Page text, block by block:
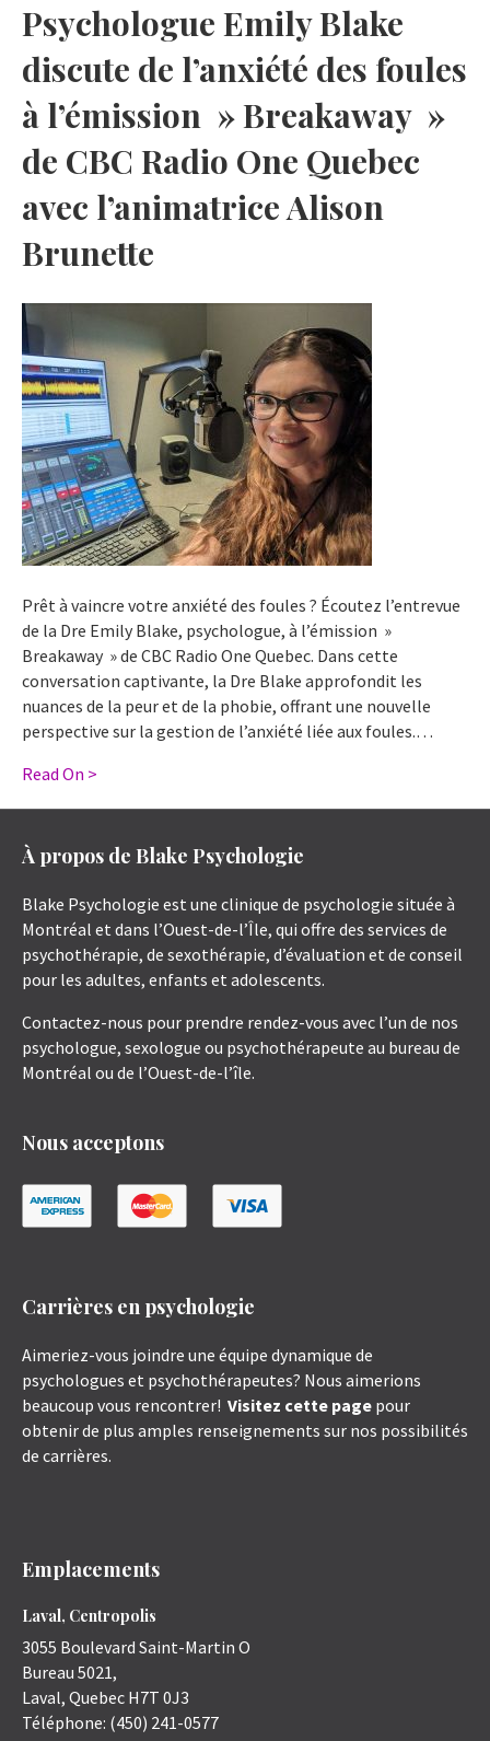
Psychologue Emily Blake
discute de l’anxiété des foules
à l’émission » Breakaway »
de CBC Radio One Quebec
avec l’animatrice Alison
Brunette
Prêt à vaincre votre anxiété des foules ? Écoutez l’entrevue
de la Dre Emily Blake, psychologue, à l’émission »
Breakaway » de CBC Radio One Quebec. Dans cette
conversation captivante, la Dre Blake approfondit les
nuances de la peur et de la phobie, offrant une nouvelle
perspective sur la gestion de l’anxiété liée aux foules.…
Read On >
À propos de Blake Psychologie
Blake Psychologie est une clinique de psychologie située à
Montréal et dans l’Ouest-de-l’Île, qui offre des services de
psychothérapie, de sexothérapie, d’évaluation et de conseil
pour les adultes, enfants et adolescents.
Contactez-nous pour prendre rendez-vous avec l’un de nos
psychologue, sexologue ou psychothérapeute au bureau de
Montréal ou de l’Ouest-de-l’île.
Nous acceptons
Carrières en psychologie
Aimeriez-vous joindre une équipe dynamique de
psychologues et psychothérapeutes? Nous aimerions
beaucoup vous rencontrer! Visitez cette page pour
obtenir de plus amples renseignements sur nos possibilités
de carrières.
Emplacements
Laval, Centropolis
3055 Boulevard Saint-Martin O
Bureau 5021,
Laval, Quebec H7T 0J3
Téléphone: (450) 241-0577